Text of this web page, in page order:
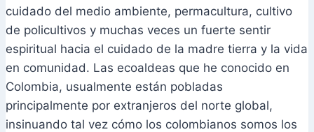
cuidado del medio ambiente, permacultura, cultivo
de policultivos y muchas veces un fuerte sentir
espiritual hacia el cuidado de la madre tierra y la vida
en comunidad. Las ecoaldeas que he conocido en
Colombia, usualmente están pobladas
principalmente por extranjeros del norte global,
insinuando tal vez cómo los colombianos somos los